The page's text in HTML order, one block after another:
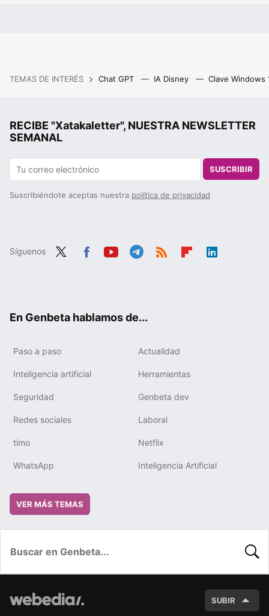
TEMAS DE INTERÉS Chat GPT IA Disney Clave Windows
RECIBE "Xatakaletter", NUESTRA NEWSLETTER
SEMANAL
SUSCRIBIR
Suscribiéndote aceptas nuestra política de privacidad
Síguenos
En Genbeta hablamos de...
Paso a paso Actualidad
Inteligencia artificial Herramientas
Seguridad Genbeta dev
Redes sociales Laboral
timo Netflix
WhatsApp Inteligencia Artificial
VER MÁS TEMAS
SUBIR